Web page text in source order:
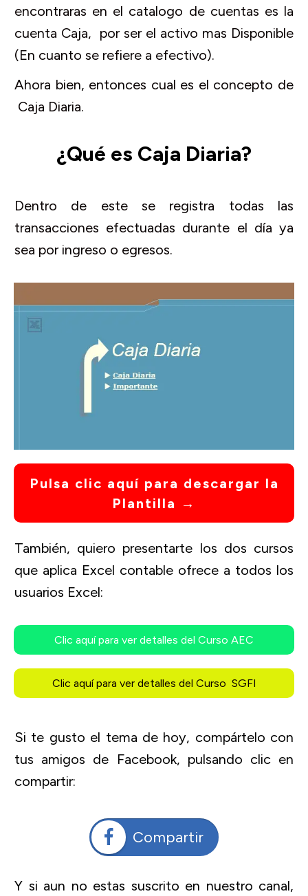
encontraras en el catalogo de cuentas es la
cuenta Caja, por ser el activo mas Disponible
(En cuanto se refiere a efectivo).
Ahora bien, entonces cual es el concepto de
Caja Diaria.
¿Qué es Caja Diaria?
Dentro de este se registra todas las
transacciones efectuadas durante el día ya
sea por ingreso o egresos.
Pulsa clic aquí para descargar la
Plantilla →
También, quiero presentarte los dos cursos
que aplica Excel contable ofrece a todos los
usuarios Excel:
Clic aquí para ver detalles del Curso AEC
Clic aquí para ver detalles del Curso SGFI
Si te gusto el tema de hoy, compártelo con
tus amigos de Facebook, pulsando clic en
compartir:
Compartir
Y si aun no estas suscrito en nuestro canal,